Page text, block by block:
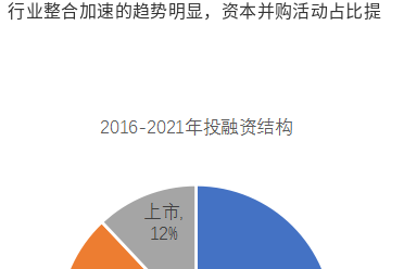
整合加速的趋势明显，资本并购活动占比提